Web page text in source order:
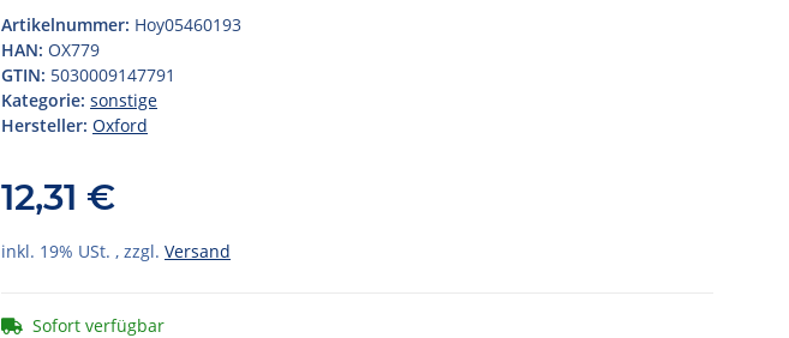
Artikelnummer: Hoy05460193
HAN: OX779
GTIN: 5030009147791
Kategorie: sonstige
Hersteller: Oxford
12,31 €
inkl. 19% USt. , zzgl. Versand
Sofort verfügbar